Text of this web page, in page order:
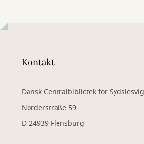
Kontakt
Dansk Centralbibliotek for Sydslesvig
Norderstraße 59
D-24939 Flensburg